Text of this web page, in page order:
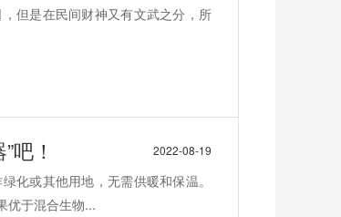
但是在民间财神又有文武之分，所
2022-08-19
吧！
化或其他用地，无需供暖和保温。
优于混合生物...